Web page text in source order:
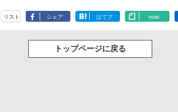
リスト シェア はてブ note
トップページに戻る